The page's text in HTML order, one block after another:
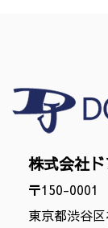
株式会社
〒150-0001
東京都渋谷